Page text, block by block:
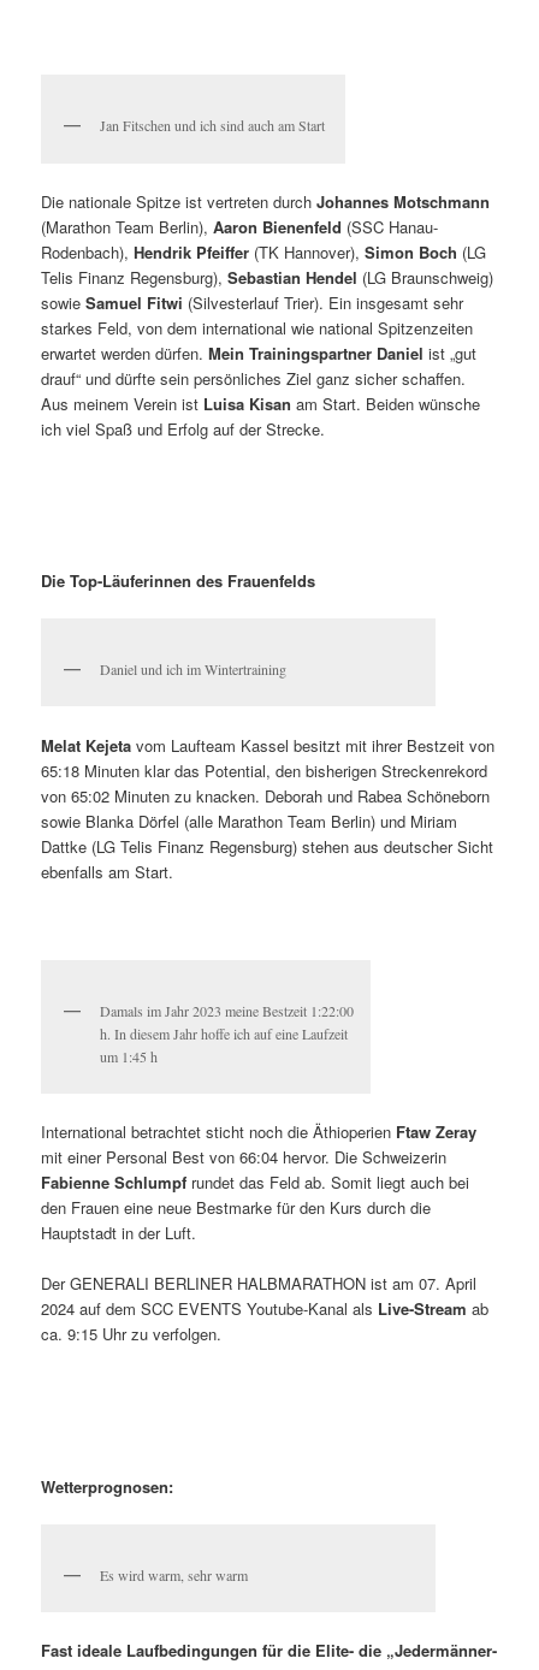
Jan Fitschen und ich sind auch am Start
Die nationale Spitze ist vertreten durchJohannes Motschmann
(Marathon Team Berlin), Aaron Bienenfeld (SSC Hanau-
Rodenbach),Hendrik Pfeiffer (TK Hannover),Simon Boch (LG
Telis Finanz Regensburg),Sebastian Hendel (LG Braunschweig)
sowieSamuel Fitwi (Silvesterlauf Trier). Ein insgesamt sehr
starkes Feld, von dem international wie national Spitzenzeiten
erwartet werden dürfen.Mein Trainingspartner Danielist „gut
drauf“ und dürfte sein persönliches Ziel ganz sicher schaffen.
Aus meinem Verein ist Luisa Kisan am Start. Beiden wünsche
ich viel Spaß und Erfolg auf der Strecke.
Die Top-Läuferinnen des Frauenfelds
Daniel und ich im Wintertraining
Melat Kejeta vom Laufteam Kassel besitzt mit ihrer Bestzeit von
65:18 Minuten klar das Potential, den bisherigen Streckenrekord
von 65:02 Minuten zu knacken. Deborah und Rabea Schöneborn
sowie Blanka Dörfel (alle Marathon Team Berlin) und Miriam
Dattke (LG Telis Finanz Regensburg) stehen aus deutscher Sicht
ebenfalls am Start.
Damals im Jahr 2023 meine Bestzeit 1:22:00
h. In diesem Jahr hoffe ich auf eine Laufzeit
um 1:45 h
International betrachtet sticht noch die Äthioperien Ftaw Zeray
mit einer Personal Best von 66:04 hervor. Die Schweizerin
Fabienne Schlumpf rundet das Feld ab. Somit liegt auch bei
den Frauen eine neue Bestmarke für den Kurs durch die
Hauptstadt in der Luft.
Der GENERALI BERLINER HALBMARATHON ist am 07. April
2024 auf dem SCC EVENTS Youtube-Kanal als Live-Stream ab
ca. 9:15 Uhr zu verfolgen.
Wetterprognosen:
Es wird warm, sehr warm
Fast ideale Laufbedingungen für die Elite- die „Jedermänner-